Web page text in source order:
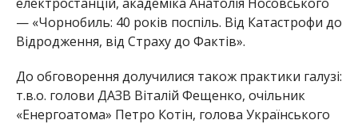
— «Чорнобиль: 40 років поспіль. Від Катастрофи до
Відродження, від Страху до Фактів».
До обговорення долучилися також практики галузі:
т.в.о. голови ДАЗВ Віталій Фещенко, очільник
«Енергоатома» Петро Котін, голова Українського